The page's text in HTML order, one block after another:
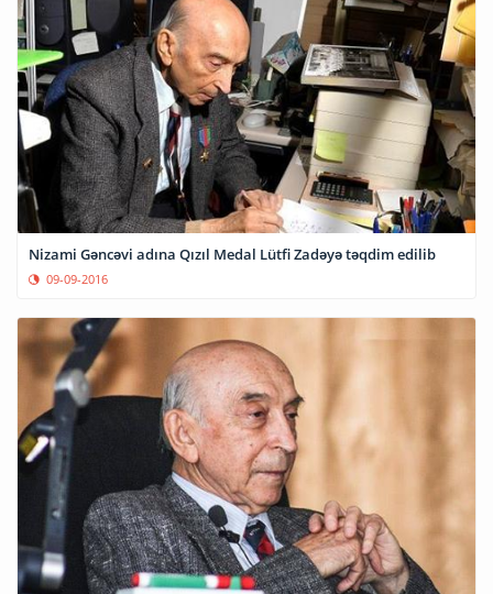
Nizami Gəncəvi adına Qızıl Medal Lütfi Zadəyə təqdim edilib
09-09-2016